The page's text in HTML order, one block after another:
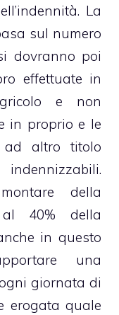
La
sul numero
dovranno poi
effettuate in
e non
in proprio e le
ad altro titolo
della
al 40% della
in questo
una
giornata di
erogata quale